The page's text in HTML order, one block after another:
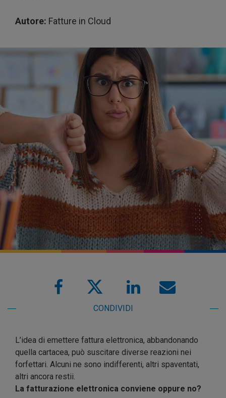
Autore: Fatture in Cloud
CONDIVIDI
L’idea di emettere fattura elettronica, abbandonando
quella cartacea, può suscitare diverse reazioni nei
forfettari. Alcuni ne sono indifferenti, altri spaventati,
altri ancora restii.
La fatturazione elettronica conviene oppure no?